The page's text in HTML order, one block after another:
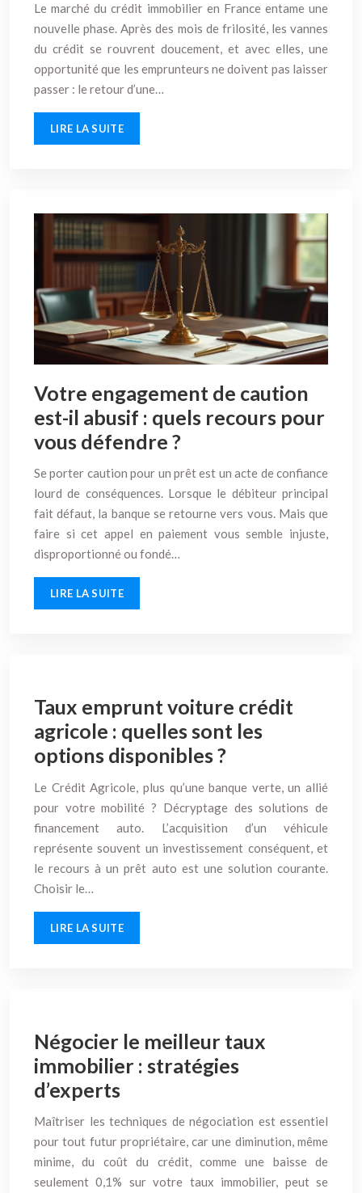
Le marché du crédit immobilier en France entame une
nouvelle phase. Après des mois de frilosité, les vannes
du crédit se rouvrent doucement, et avec elles, une
opportunité que les emprunteurs ne doivent pas laisser
passer : le retour d’une…
LIRE LA SUITE
Votre engagement de caution
est-il abusif : quels recours pour
vous défendre ?
Se porter caution pour un prêt est un acte de confiance
lourd de conséquences. Lorsque le débiteur principal
fait défaut, la banque se retourne vers vous. Mais que
faire si cet appel en paiement vous semble injuste,
disproportionné ou fondé…
LIRE LA SUITE
Taux emprunt voiture crédit
agricole : quelles sont les
options disponibles ?
Le Crédit Agricole, plus qu’une banque verte, un allié
pour votre mobilité ? Décryptage des solutions de
financement auto. L’acquisition d’un véhicule
représente souvent un investissement conséquent, et
le recours à un prêt auto est une solution courante.
Choisir le…
LIRE LA SUITE
Négocier le meilleur taux
immobilier : stratégies
d’experts
Maîtriser les techniques de négociation est essentiel
pour tout futur propriétaire, car une diminution, même
minime, du coût du crédit, comme une baisse de
seulement 0,1% sur votre taux immobilier, peut se